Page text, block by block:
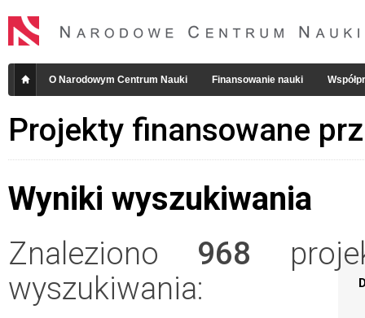
O Narodowym Centrum Nauki Finansowanie nauki
Projekty finansowane
Wyniki wyszukiwania
Znaleziono 968
wyszukiwania: